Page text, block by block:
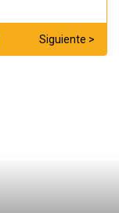
Siguiente >